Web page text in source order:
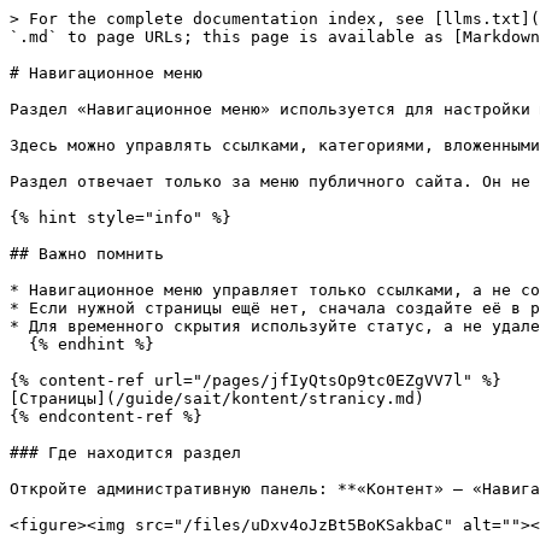
> For the complete documentation index, see [llms.txt](https://docs.iexexchanger.com/llms.txt). Markdown versions of documentation pages are available by appending `.md` to page URLs; this page is available as [Markdown](https://docs.iexexchanger.com/guide/sait/kontent/navigacionnoe-menyu.md).

# Навигационное меню

Раздел «Навигационное меню» используется для настройки меню на основном сайте обменника.

Здесь можно управлять ссылками, категориями, вложенными пунктами, иконками, порядком отображения и переводами пунктов меню на разные языки.

Раздел отвечает только за меню публичного сайта. Он не изменяет боковое меню административной панели.

{% hint style="info" %}

## Важно помнить

* Навигационное меню управляет только ссылками, а не содержимым страниц.
* Если нужной страницы ещё нет, сначала создайте её в разделе **«Контент — Страницы»**, затем добавьте ссылку в меню.
* Для временного скрытия используйте статус, а не удаление.
  {% endhint %}

{% content-ref url="/pages/jfIyQtsOp9tc0EZgVV7l" %}
[Страницы](/guide/sait/kontent/stranicy.md)
{% endcontent-ref %}

### Где находится раздел

Откройте административную панель: **«Контент» — «Навигационное меню»**

<figure><img src="/files/uDxv4oJzBt5BoKSakbaC" alt=""><figcaption></figcaption></figure>

Для доступа к разделу у менеджера должно быть право:

* **Управление навигационным меню**

<figure><img src="/files/xjzANX25oKqSebfn9owj" alt="" width="563"><figcaption></figcaption></figure>

{% hint style="warning" %}
Если менеджер не видит этот раздел, проверьте права его группы: **«Пользователи» — «Список групп пользователей»**
{% endhint %}

### Что можно настроить

В разделе можно:

* создавать пункты меню;
* редактировать название, описание и ссылку;
* добавлять иконки;
* создавать вложенные пункты;
* включать и отключать пункты;
* открывать ссылки в текущей или новой вкладке;
* менять порядок пунктов перетаскиванием;
* удалять пункты;
* заполнять названия и ссылки для разных языков;
* отдельно управлять верхним и нижним меню.

## Как устроено меню

Меню состоит из двух частей:

1. Группа меню
2. Пункты внутри группы

### Группа меню

Группа меню — это место на сайте, где будет отображаться меню.

В системе используются две основные группы:

<table><thead><tr><th width="218.3984375">Группа</th><th>Где отображается</th></tr></thead><tbody><tr><td>Верхнее меню</td><td>В шапке сайта</td></tr><tr><td>Нижнее меню</td><td>В футере сайта</td></tr></tbody></table>

Группы создаются системой. В обычной работе администратор не создаёт новые группы, а наполняет уже существующие группы пунктами меню.

### Пункт меню

Пункт меню — это отдельный элемент внутри выбранной группы.

Пунктом может быть:

* обычная ссылка;
* категория;
* подкатегория;
* раздел с вложенными ссылками;
* заголовок группы без отдельной ссылки.

Пример верхнего меню:

```
Верхнее меню
├── Компания
│   ├── О нас
│   └── Контакты
├── Помощь
│   ├── FAQ
│   └── Правила обмена
└── Новости
```

Пример нижнего меню:

```
Нижнее меню
├── Компания
│   ├── О нас
│   ├── Новости
│   └── Контакты
├── Документы
│   ├── Правила обмена
│   ├── AML/KYC
│   └── Пользовательское соглашение
└── Поддержка
    ├── FAQ
    └── Обратная связь
```

***

{% stepper %}
{% step %}

### Верхнее меню

Верхнее меню отображается в верхней части сайта.

Обычно сюда